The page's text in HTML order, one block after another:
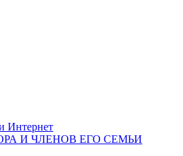
Интернет
И ЧЛЕНОВ ЕГО СЕМЬИ